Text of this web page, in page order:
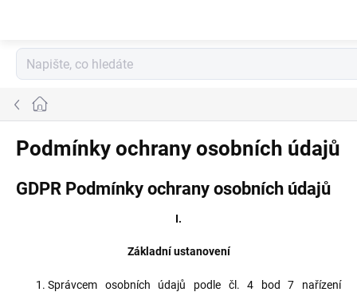
Domů
Podmínky ochrany osobních údajů
GDPR Podmínky ochrany osobních údajů
I.
Základní ustanovení
Správcem osobních údajů podle čl. 4 bod 7 nařízení